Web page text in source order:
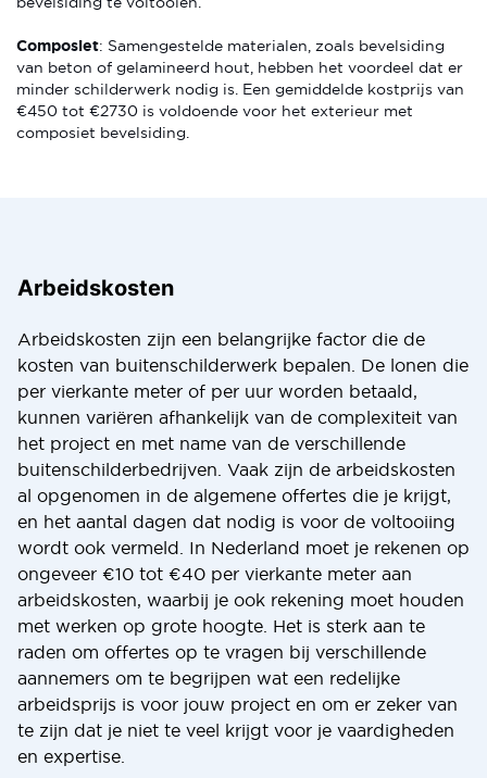
Composiet: Samengestelde materialen, zoals bevelsiding
van beton of gelamineerd hout, hebben het voordeel dat er
minder schilderwerk nodig is. Een gemiddelde kostprijs van
€450 tot €2730 is voldoende voor het exterieur met
composiet bevelsiding.
Arbeidskosten
Arbeidskosten zijn een belangrijke factor die de
kosten van buitenschilderwerk bepalen. De lonen die
per vierkante meter of per uur worden betaald,
kunnen variëren afhankelijk van de complexiteit van
het project en met name van de verschillende
buitenschilderbedrijven. Vaak zijn de arbeidskosten
al opgenomen in de algemene offertes die je krijgt,
en het aantal dagen dat nodig is voor de voltooiing
wordt ook vermeld. In Nederland moet je rekenen op
ongeveer €10 tot €40 per vierkante meter aan
arbeidskosten, waarbij je ook rekening moet houden
met werken op grote hoogte. Het is sterk aan te
raden om offertes op te vragen bij verschillende
aannemers om te begrijpen wat een redelijke
arbeidsprijs is voor jouw project en om er zeker van
te zijn dat je niet te veel krijgt voor je vaardigheden
en expertise.